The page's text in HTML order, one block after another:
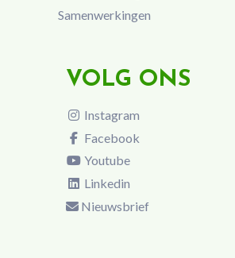
Samenwerkingen
VOLG ONS
Instagram
Facebook
Youtube
Linkedin
Nieuwsbrief